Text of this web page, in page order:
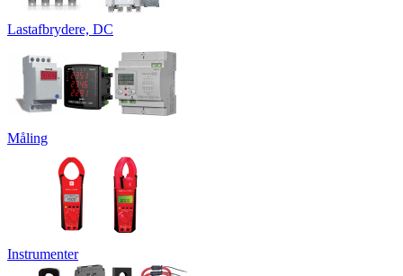
Lastafbrydere, DC
Måling
Instrumenter